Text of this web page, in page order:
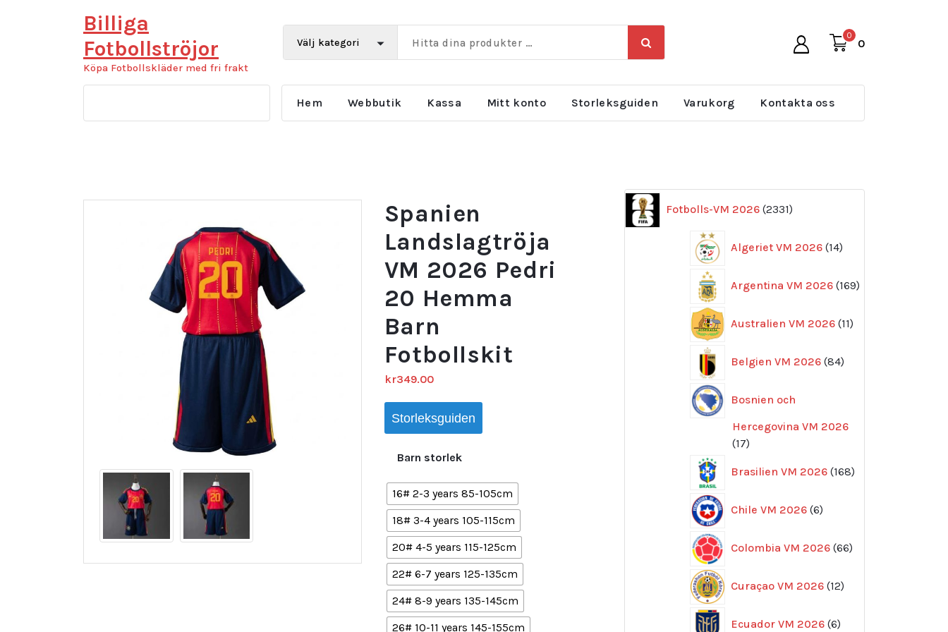
Billiga
Fotbollströjor
Köpa Fotbollskläder med fri frakt
0
0
Hem Webbutik Kassa Mitt konto Storleksguiden Varukorg Kontakta oss
Spanien
Landslagtröja
VM 2026 Pedri
20 Hemma
Barn
Fotbollskit
kr349.00
Storleksguiden
Barn storlek
16# 2-3 years 85-105cm
18# 3-4 years 105-115cm
20# 4-5 years 115-125cm
22# 6-7 years 125-135cm
24# 8-9 years 135-145cm
26# 10-11 years 145-155cm
Fotbolls-VM 2026 2331
produkter
Algeriet VM 2026 14
produkter
Argentina VM 2026 169
produkter
Australien VM 2026 11
produkter
Belgien VM 2026 84
produkter
Bosnien och
Hercegovina VM 2026
1717
Brasilien VM 2026 168
produkter
Chile VM 2026 6
produkter
Colombia VM 2026 66
produkter
Curaçao VM 2026 12
produkter
Ecuador VM 2026 6